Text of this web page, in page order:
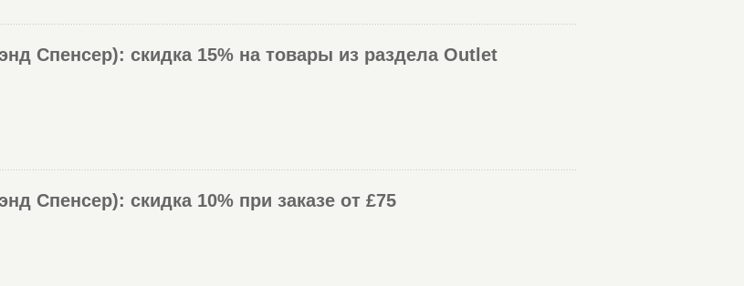
Спенсер): скидка 15% на товары из раздела Outlet
Спенсер): скидка 10% при заказе от £75